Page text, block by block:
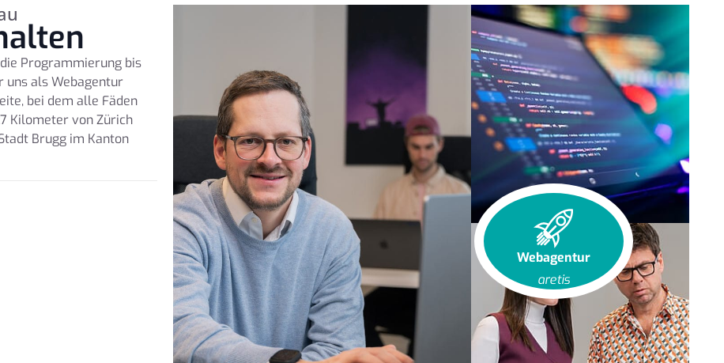
Programmierung bis
uns als Webagentur
bei dem alle Fäden
Kilometer von Zürich
Brugg im Kanton
Webagentur
aretis